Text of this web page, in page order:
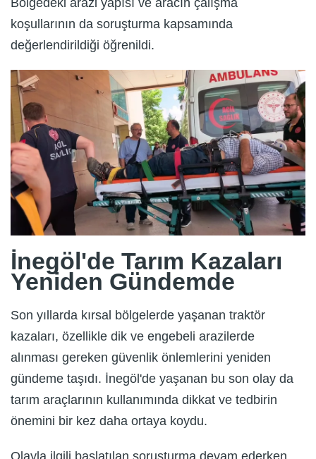
Bölgedeki arazi yapısı ve aracın çalışma
koşullarının da soruşturma kapsamında
değerlendirildiği öğrenildi.
İnegöl'de Tarım Kazaları
Yeniden Gündemde
Son yıllarda kırsal bölgelerde yaşanan traktör
kazaları, özellikle dik ve engebeli arazilerde
alınması gereken güvenlik önlemlerini yeniden
gündeme taşıdı. İnegöl'de yaşanan bu son olay da
tarım araçlarının kullanımında dikkat ve tedbirin
önemini bir kez daha ortaya koydu.